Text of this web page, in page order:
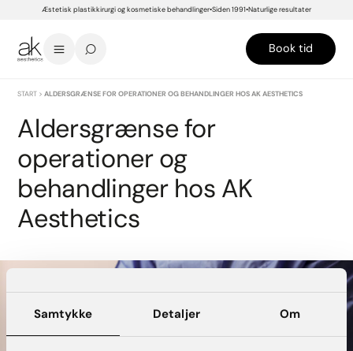
Samtykke Detaljer Om
Æstetisk plastikkirurgi og kosmetiske behandlinger Siden 1991 Naturlige resultater
Book tid
START >ALDERSGRÆNSE FOR OPERATIONER OG BEHANDLINGER HOS AK AESTHETICS
Aldersgrænse for
operationer og
behandlinger hos AK
Aesthetics